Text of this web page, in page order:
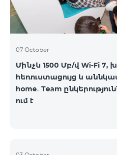
07 October
Մինչև 1500 Մբ/վ Wi-Fi 7,
հեռուստացույց և
home․ Team
ում է